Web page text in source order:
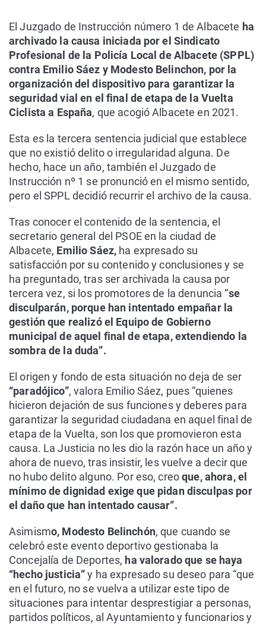
El Juzgado de Instrucción número 1 de Albacete ha
archivado la causa iniciada por el Sindicato
Profesional de la Policía Local de Albacete (SPPL)
contra Emilio Sáez y Modesto Belinchon, por la
organización del dispositivo para garantizar la
seguridad vial en el final de etapa de la Vuelta
Ciclista a España, que acogió Albacete en 2021.
Esta es la tercera sentencia judicial que establece
que no existió delito o irregularidad alguna. De
hecho, hace un año, también el Juzgado de
Instrucción nº 1 se pronunció en el mismo sentido,
pero el SPPL decidió recurrir el archivo de la causa.
Tras conocer el contenido de la sentencia, el
secretario general del PSOE en la ciudad de
Albacete, Emilio Sáez, ha expresado su
satisfacción por su contenido y conclusiones y se
ha preguntado, tras ser archivada la causa por
tercera vez, si los promotores de la denuncia “se
disculparán, porque han intentado empañar la
gestión que realizó el Equipo de Gobierno
municipal de aquel final de etapa, extendiendo la
sombra de la duda”.
El origen y fondo de esta situación no deja de ser
“paradójico”, valora Emilio Sáez, pues “quienes
hicieron dejación de sus funciones y deberes para
garantizar la seguridad ciudadana en aquel final de
etapa de la Vuelta, son los que promovieron esta
causa. La Justicia no les dio la razón hace un año y
ahora de nuevo, tras insistir, les vuelve a decir que
no hubo delito alguno. Por eso, creoque, ahora, el
mínimo de dignidad exige que pidan disculpas por
el daño que han intentado causar”.
Asimismo, Modesto Belinchón, que cuando se
celebró este evento deportivo gestionaba la
Concejalía de Deportes, ha valorado que se haya
“hecho justicia”y ha expresado su deseo para “que
en el futuro, no se vuelva a utilizar este tipo de
situaciones para intentar desprestigiar a personas,
partidos políticos, al Ayuntamiento y funcionarios y